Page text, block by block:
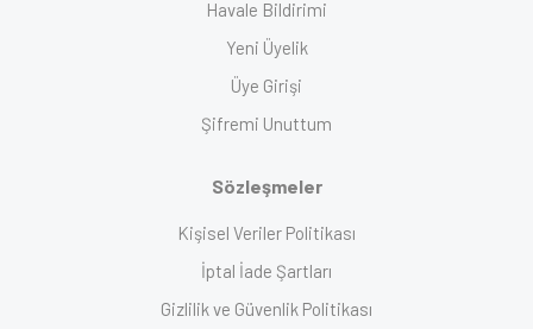
Havale Bildirimi
Yeni Üyelik
Üye Girişi
Şifremi Unuttum
Sözleşmeler
Kişisel Veriler Politikası
İptal İade Şartları
Gizlilik ve Güvenlik Politikası